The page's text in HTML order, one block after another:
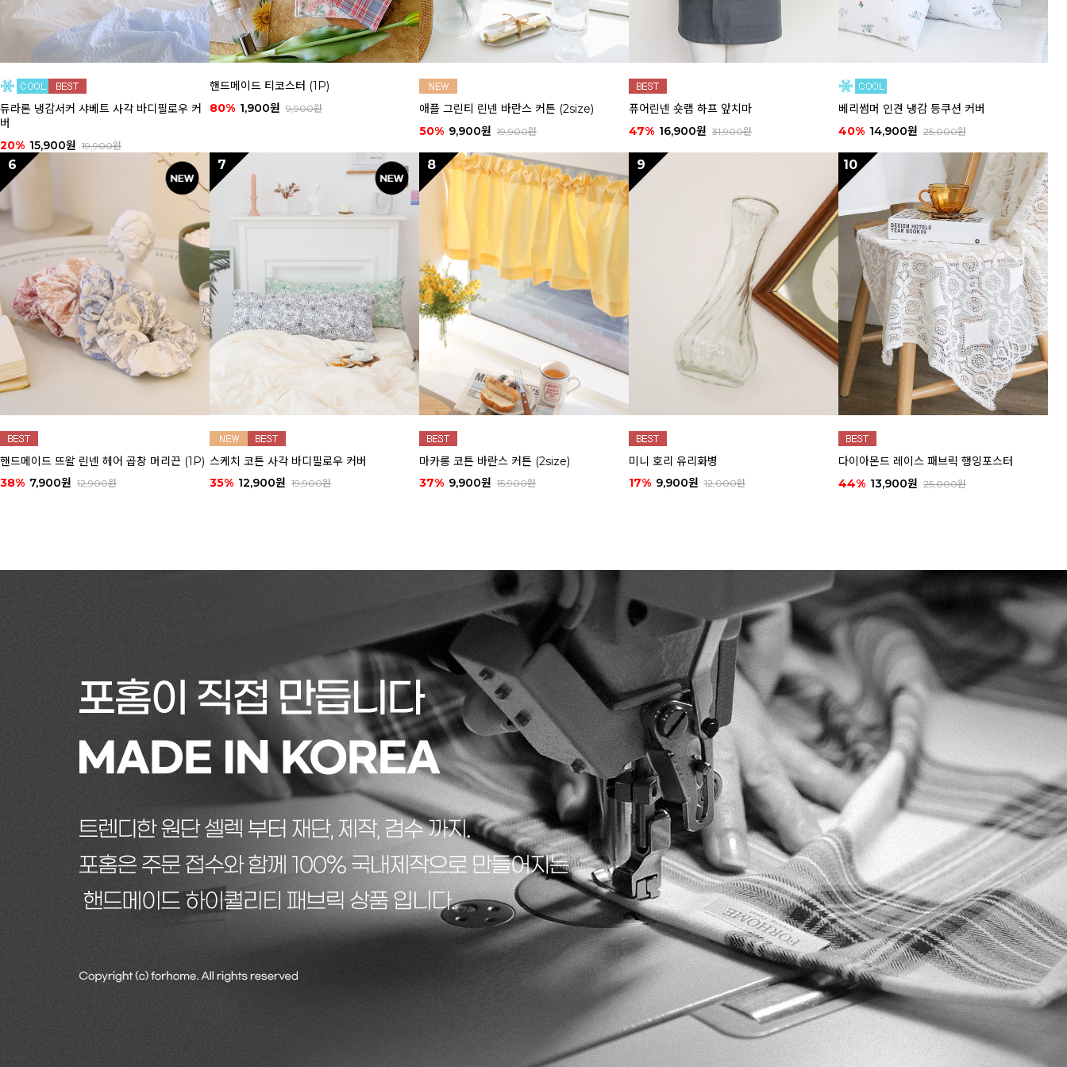
듀라론 냉감서커 샤베트 사각 바디필로우 커
버
20% 15,900원 19,900원
핸드메이드 티코스터 (1P)
80% 1,900원 9,900원
애플 그린티 린넨 바란스 커튼 (2size)
50% 9,900원 19,900원
퓨어린넨 숏랩 하프 앞치마
47% 16,900원 31,900원
베리썸머 인견 냉감 등쿠션 커버
40% 14,900원 25,000원
6
핸드메이드 뜨왈 린넨 헤어 곱창 머리끈 (1P)
38% 7,900원 12,900원
7
스케치 코튼 사각 바디필로우 커버
35% 12,900원 19,900원
8
마카롱 코튼 바란스 커튼 (2size)
37% 9,900원 15,900원
9
미니 호리 유리화병
17% 9,900원 12,000원
10
다이아몬드 레이스 패브릭 행잉포스터
44% 13,900원 25,000원